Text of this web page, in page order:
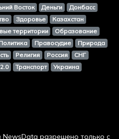
Восток Деньги
Донбасс
Здоровье
Казахстан
территории
Образование
Правосудие
Природа
Религия Россия
СНГ
Транспорт
Украина
NewsData разрешено только с